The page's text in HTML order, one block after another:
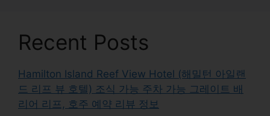
Recent Posts
Hamilton Island Reef View Hotel (해밀턴 아일랜
드 리프 뷰 호텔) 조식 가능 주차 가능 그레이트 배
리어 리프, 호주 예약 리뷰 정보